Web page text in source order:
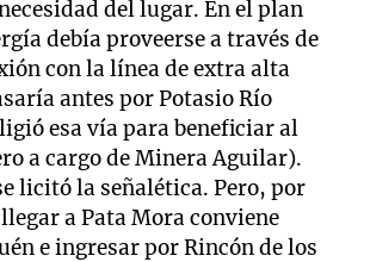
del lugar. En el plan
debía proveerse a través de
con la línea de extra alta
antes por Potasio Río
esa vía para beneficiar al
a cargo de Minera Aguilar).
licitó la señalética. Pero, por
a Pata Mora conviene
e ingresar por Rincón de los